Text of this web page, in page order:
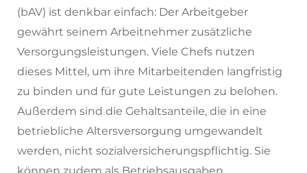
(bAV) ist denkbar einfach: Der Arbeitgeber
gewährt seinem Arbeitnehmer zusätzliche
Versorgungsleistungen. Viele Chefs nutzen
dieses Mittel, um ihre Mitarbeitenden langfristig
zu binden und für gute Leistungen zu belohen.
Außerdem sind die Gehaltsanteile, die in eine
betriebliche Altersversorgung umgewandelt
werden, nicht sozialversicherungspflichtig. Sie